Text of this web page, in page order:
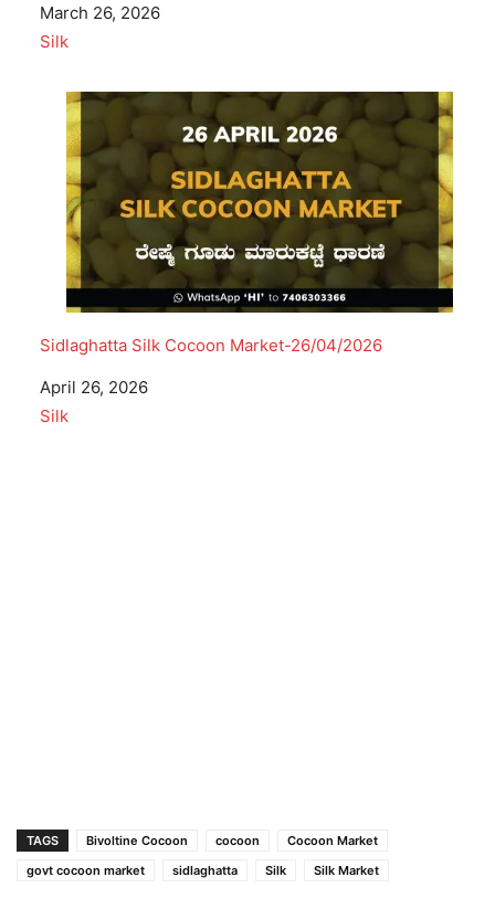
Date
March 26, 2026
In relation to
Silk
Sidlaghatta Silk Cocoon Market-26/04/2026
Date
April 26, 2026
In relation to
Silk
TAGS Bivoltine Cocoon cocoon
Cocoon Market
govt cocoon market
sidlaghatta Silk Silk Market